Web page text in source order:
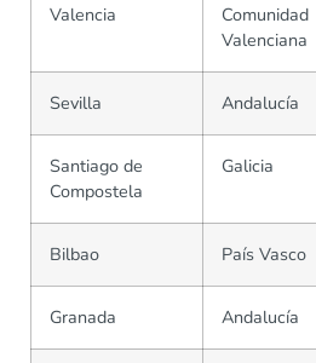
Valencia
Comunidad
Valenciana
Sevilla Andalucía
Santiago de
Compostela
Galicia
Bilbao País Vasco
Granada Andalucía